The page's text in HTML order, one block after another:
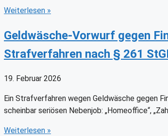
Weiterlesen »
Geldwäsche-Vorwurf gegen
Strafverfahren nach § 261
19. Februar 2026
Ein Strafverfahren wegen Geldwäsche gegen
scheinbar seriösen Nebenjob: „Homeoffice“,
Weiterlesen »